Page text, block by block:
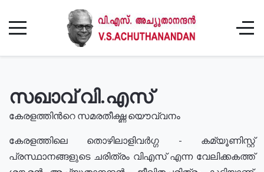
സഖാവ് വി.എസ്
കേരളത്തിൻറെ സമരതീക്ഷ്ണ യൌവ്വനം
കേരളത്തിലെ തൊഴിലാളിവർഗ്ഗ - കമ്യൂണിസ്റ്റ്
പ്രസ്ഥാനങ്ങളുടെ ചരിത്രം വിഎസ് എന്ന വേലിക്കകത്ത്